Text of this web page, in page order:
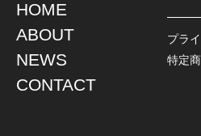
TOPS
L / S SHIRT
S / S SHIRT
HAWAIIAN SHIRT
JACKET
DENIM
LEATHER
HOME
ABOUT
NEWS
CONTACT
プラ
特定